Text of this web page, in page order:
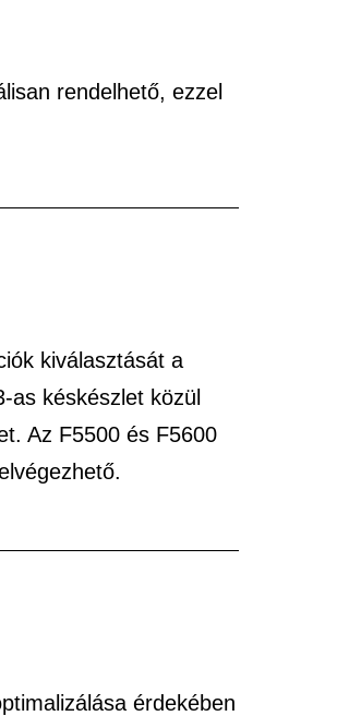
rendelhető, ezzel
kiválasztását a
as késkészlet közül
Az F5500 és F5600
érdekében